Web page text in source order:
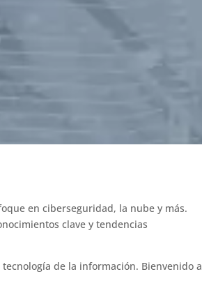
en ciberseguridad, la nube y más.
clave y tendencias
de la información. Bienvenido a